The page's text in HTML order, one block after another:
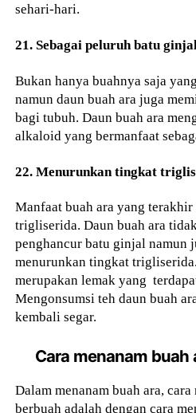
sehari-hari.
21. Sebagai peluruh batu
Bukan hanya buahnya saja
namun daun buah ara juga
bagi tubuh. Daun buah ara
alkaloid yang bermanfaat
22. Menurunkan tingkat
Manfaat buah ara yang
trigliserida. Daun buah ara
penghancur batu ginjal namun
menurunkan tingkat
merupakan lemak yang
Mengonsumsi teh daun buah
kembali segar.
Cara menanam buah
Dalam menanam buah ara,
berbuah adalah dengan cara